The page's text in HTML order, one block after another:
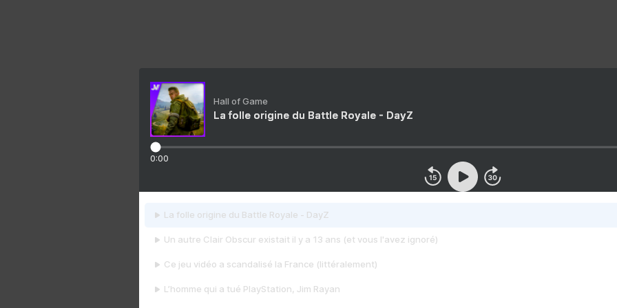
Hall of Game
La folle origine du Battle Royale - DayZ
0:00
La folle origine du Battle Royale - DayZ
Un autre Clair Obscur existait il y a 13 ans (et vous l'avez ignoré)
Ce jeu vidéo a scandalisé la France (littéralement)
L’homme qui a tué PlayStation, Jim Rayan